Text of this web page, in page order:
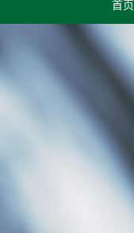
首页